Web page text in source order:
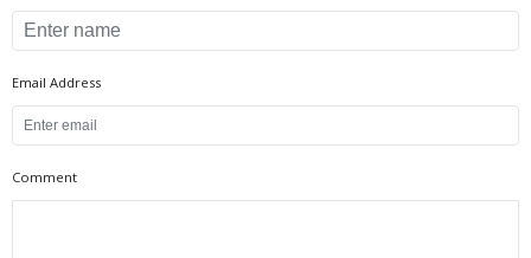
Email Address
Comment